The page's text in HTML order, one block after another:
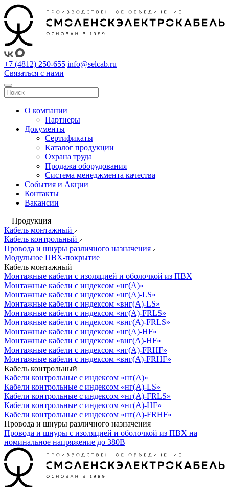
+7 (4812) 250-655 info@selcab.ru
Связаться с нами
О компании
Партнеры
Документы
Сертификаты
Каталог продукции
Охрана труда
Продажа оборудования
Система менеджмента качества
События и Акции
Контакты
Вакансии
Продукция
Кабель монтажный
Кабель контрольный
Провода и шнуры различного назначения
Модульное ПВХ-покрытие
Кабель монтажный
Монтажные кабели с изоляцией и оболочкой из ПВХ
Монтажные кабели с индексом «нг(А)»
Монтажные кабели с индексом «нг(А)-LS»
Монтажные кабели с индексом «внг(А)-LS»
Монтажные кабели с индексом «нг(А)-FRLS»
Монтажные кабели с индексом «внг(А)-FRLS»
Монтажные кабели с индексом «нг(А)-HF»
Монтажные кабели с индексом «внг(А)-HF»
Монтажные кабели с индексом «нг(А)-FRHF»
Монтажные кабели с индексом «внг(А)-FRHF»
Кабель контрольный
Кабели контрольные с индексом «нг(А)»
Кабели контрольные с индексом «нг(А)-LS»
Кабели контрольные с индексом «нг(А)-FRLS»
Кабели контрольные с индексом «нг(А)-HF»
Кабели контрольные с индексом «нг(А)-FRHF»
Провода и шнуры различного назначения
Провода и шнуры с изоляцией и оболочкой из ПВХ на
номинальное напряжение до 380В